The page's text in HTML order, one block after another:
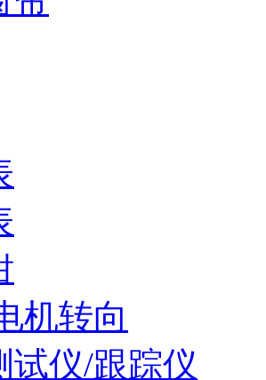
机转向
试仪/跟踪仪